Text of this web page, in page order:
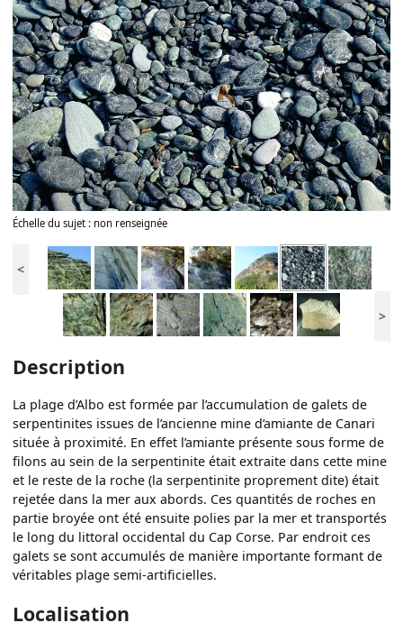
Échelle du sujet : non renseignée
<
>
Description
La plage d’Albo est formée par l’accumulation de galets de
serpentinites issues de l’ancienne mine d’amiante de Canari
située à proximité. En effet l’amiante présente sous forme de
filons au sein de la serpentinite était extraite dans cette mine
et le reste de la roche (la serpentinite proprement dite) était
rejetée dans la mer aux abords. Ces quantités de roches en
partie broyée ont été ensuite polies par la mer et transportés
le long du littoral occidental du Cap Corse. Par endroit ces
galets se sont accumulés de manière importante formant de
véritables plage semi-artificielles.
Localisation